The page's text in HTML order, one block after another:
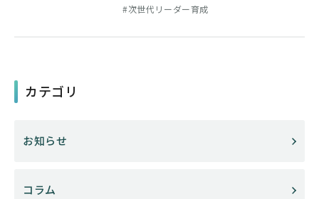
次世代リーダー育成
カテゴリ
お知らせ
コラム